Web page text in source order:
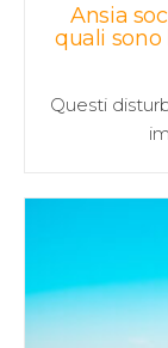
Ansia
quali sono
Questi